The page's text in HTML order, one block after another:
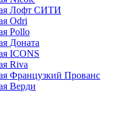
Лофт СИТИ
Odri
Pollo
Доната
ICONS
Riva
Французкий Прованс
Верди